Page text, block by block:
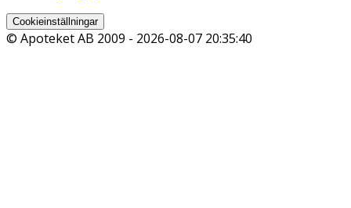
Cookieinställningar
© Apoteket AB 2009 - 2026-08-07 20:35:40